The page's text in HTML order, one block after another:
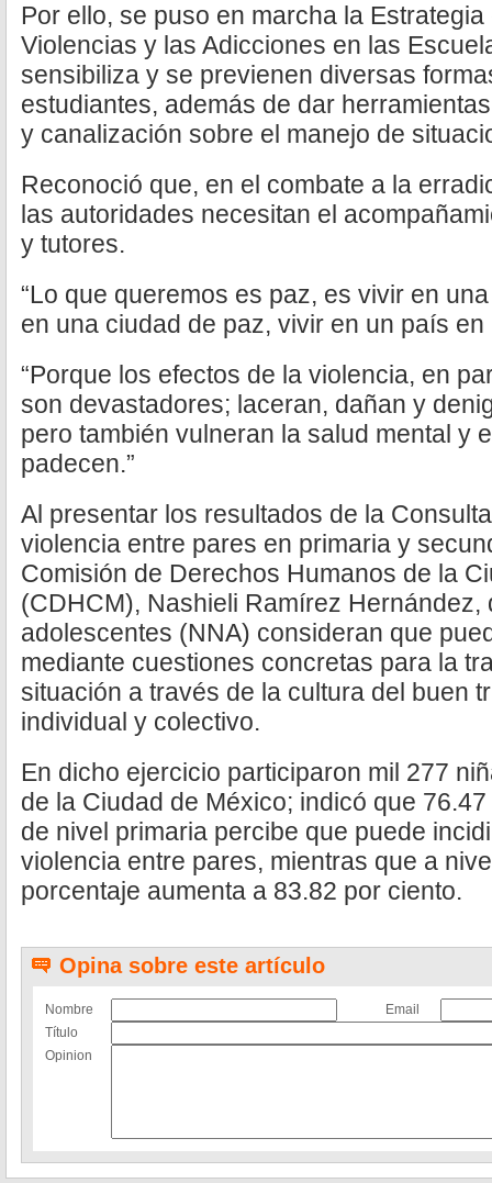
Por ello, se puso en marcha la
Violencias y las Adicciones en las
sensibiliza y se previenen diversas
estudiantes, además de dar
y canalización sobre el manejo de
Reconoció que, en el combate a la
las autoridades necesitan el
y tutores.
“Lo que queremos es paz, es vivir en
en una ciudad de paz, vivir en un país
“Porque los efectos de la violencia, en
son devastadores; laceran, dañan y
pero también vulneran la salud mental y
padecen.”
Al presentar los resultados de la
violencia entre pares en primaria y
Comisión de Derechos Humanos de la
(CDHCM), Nashieli Ramírez
adolescentes (NNA) consideran que
mediante cuestiones concretas para la
situación a través de la cultura del buen
individual y colectivo.
En dicho ejercicio participaron mil 277
de la Ciudad de México; indicó que
de nivel primaria percibe que puede
violencia entre pares, mientras que a
porcentaje aumenta a 83.82 por ciento.
Opina sobre este artículo
Nombre
Email
Título
Opinion